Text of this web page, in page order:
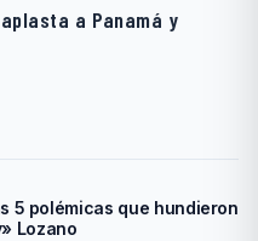
a Panamá y
5 polémicas que hundieron
Lozano